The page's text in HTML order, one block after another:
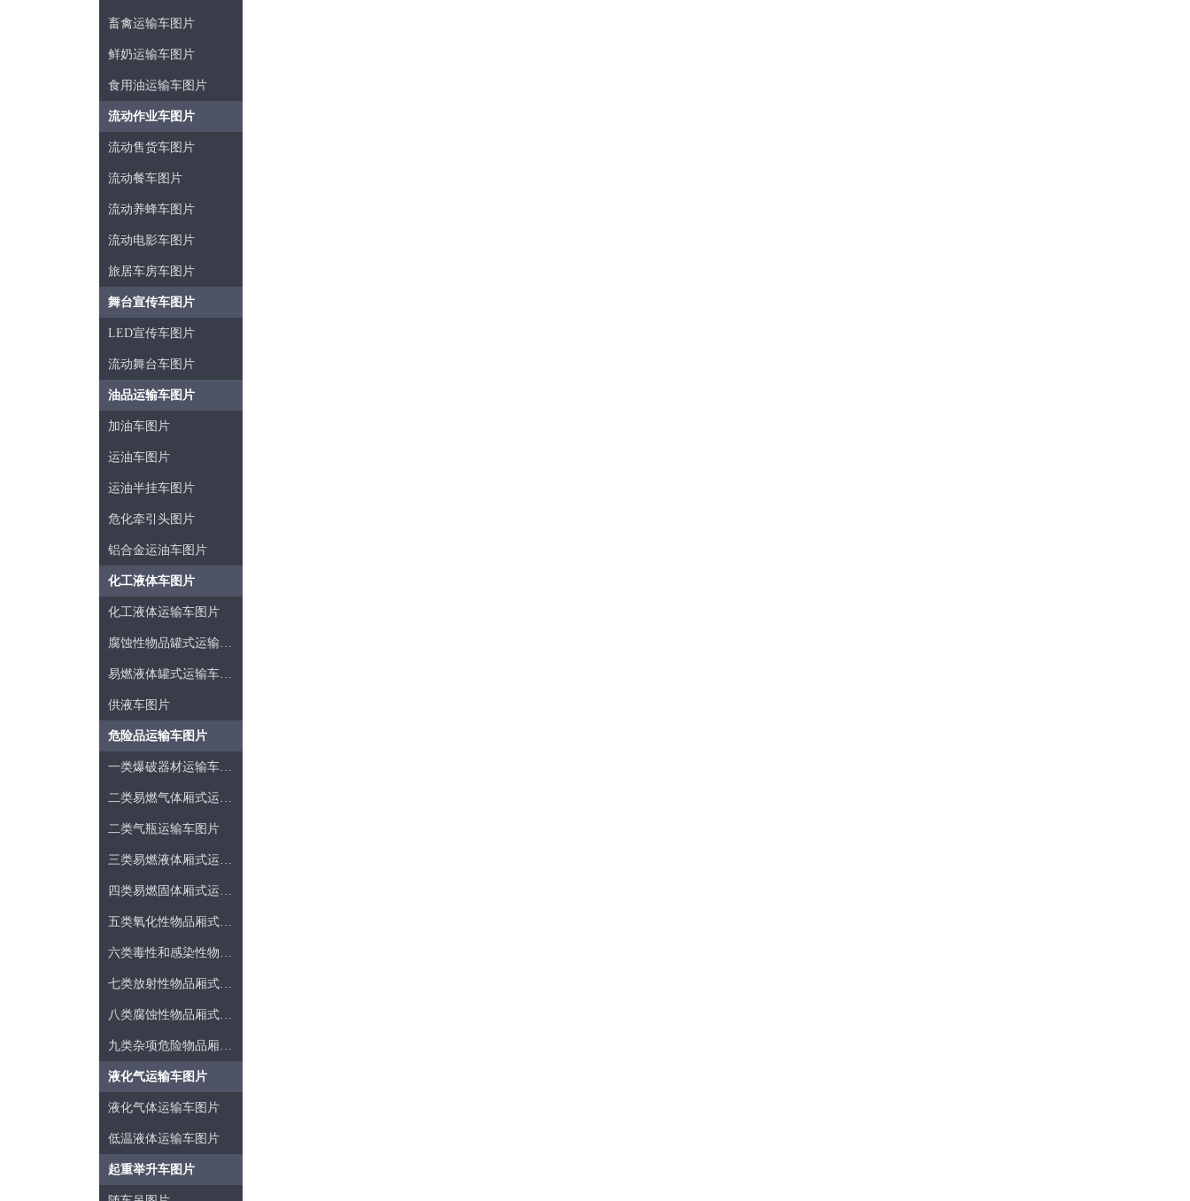
畜禽运输车图片
鲜奶运输车图片
食用油运输车图片
流动作业车图片
流动售货车图片
流动餐车图片
流动养蜂车图片
流动电影车图片
旅居车房车图片
舞台宣传车图片
LED宣传车图片
流动舞台车图片
油品运输车图片
加油车图片
运油车图片
运油半挂车图片
危化牵引头图片
铝合金运油车图片
化工液体车图片
化工液体运输车图片
腐蚀性物品罐式运输车图片
易燃液体罐式运输车图片
供液车图片
危险品运输车图片
一类爆破器材运输车图片
二类易燃气体厢式运输车图片
二类气瓶运输车图片
三类易燃液体厢式运输车图片
四类易燃固体厢式运输车图片
五类氧化性物品厢式运输车图片
六类毒性和感染性物品厢式运输车图片
七类放射性物品厢式运输车图片
八类腐蚀性物品厢式运输车图片
九类杂项危险物品厢式运输车图片
液化气运输车图片
液化气体运输车图片
低温液体运输车图片
起重举升车图片